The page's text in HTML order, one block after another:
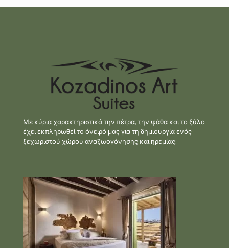
Με κύρια χαρακτηριστικά την πέτρα, την ψάθα και το ξύλο
έχει εκπληρωθεί το όνειρό μας για τη δημιουργία ενός
ξεχωριστού χώρου αναζωογόνησης και ηρεμίας.